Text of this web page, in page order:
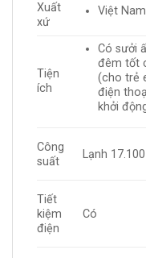
Xuất
xứ
Việt Nam
Tiện
ích
Có sưởi
đêm tốt
(cho trẻ
điện
khởi
Công
suất
Lạnh
Tiết
kiệm
điện
Có